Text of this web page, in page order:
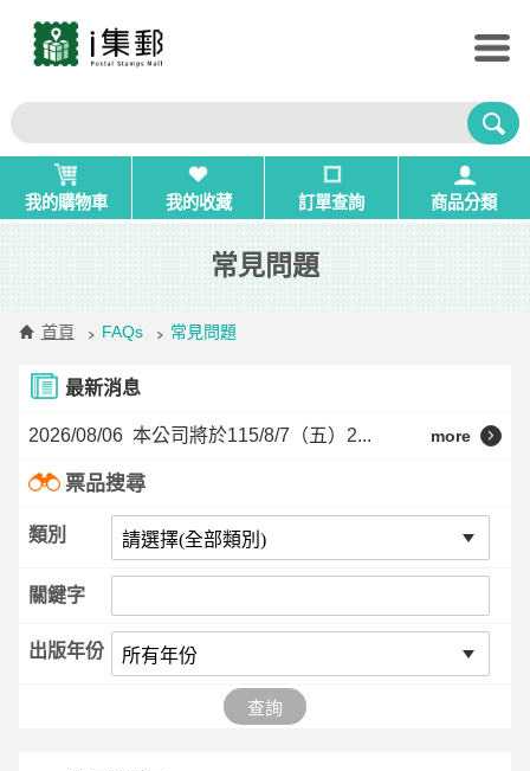
我的購物車 我的收藏 訂單查詢 商品分類
常見問題
首頁 FAQs 常見問題
最新消息
2026/08/06 本公司將於115/8/7（五）2... more
票品搜尋
類別
關鍵字
出版年份
查詢